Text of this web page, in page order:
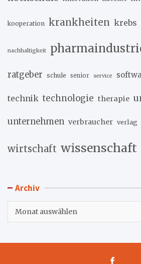
kooperation krankheiten krebs
nachhaltigkeit
ratgeber schule senior service
technik technologie therapie
unternehmen verbraucher verlag
wirtschaft wissenschaft
Archiv